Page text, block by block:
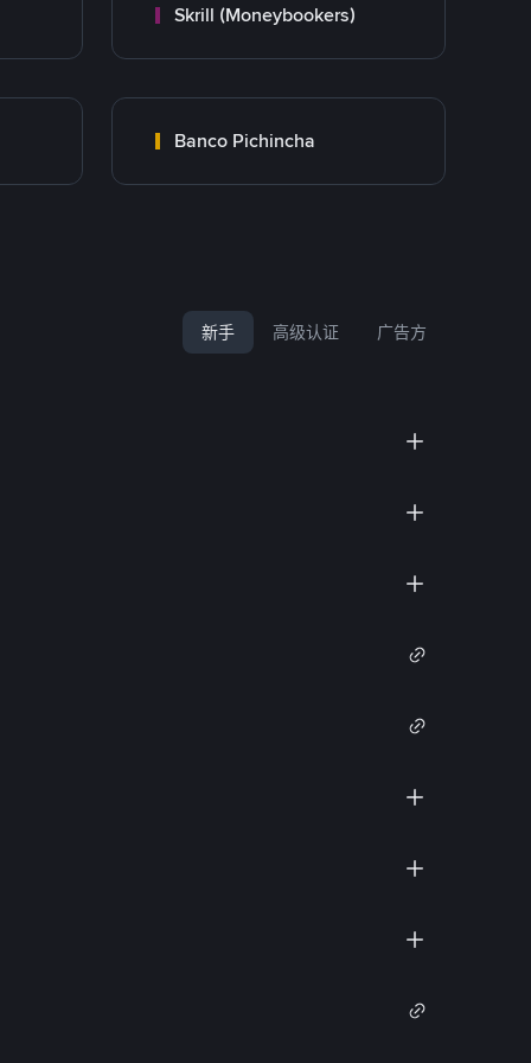
Skrill (Moneybookers)
Banco Pichincha
新手 高级认证 广告方